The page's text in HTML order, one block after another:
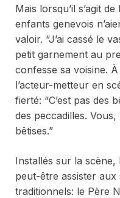
Mais lorsqu’il s’agit
enfants genevois
valoir. “J’ai cassé le
petit garnement au
confesse sa voisine.
l’acteur-metteur en
fierté: “C’est pas des
des peccadilles. Vous,
bêtises.”
Installés sur la scène,
peut-être assister
traditionnels: le Père